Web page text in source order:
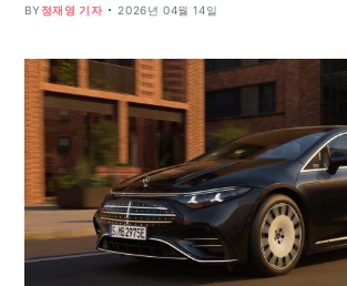
BY 정재영 기자 2026년 04월 14일